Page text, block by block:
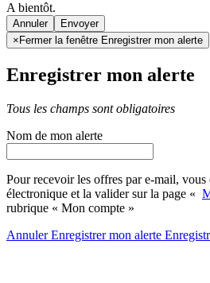
A bientôt.
Annuler
× Fermer la fenêtre Enregistrer mon alerte
Enregistrer mon alerte
Tous les champs sont obligatoires
Nom de mon alerte
Pour recevoir les offres par e-mail, vous
électronique et la valider sur la page «
rubrique « Mon compte »
AnnulerEnregistrer mon alerte